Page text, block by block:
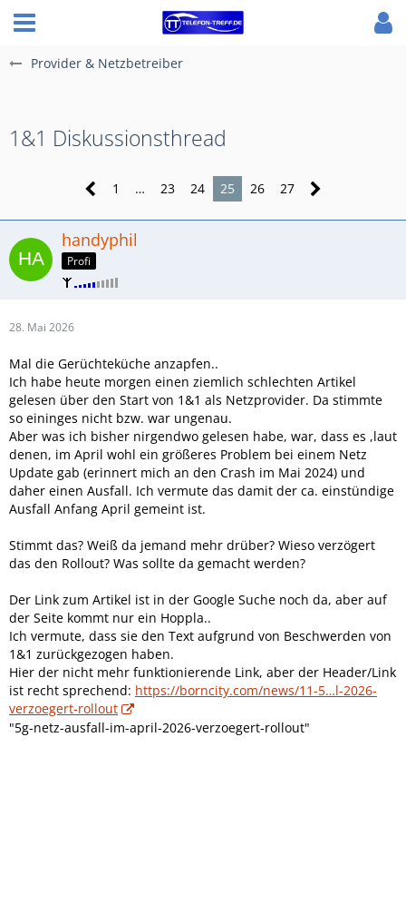
Provider & Netzbetreiber
1&1 Diskussionsthread
1 … 23 24 25 26 27
handyphil
Profi
28. Mai 2026
Mal die Gerüchteküche anzapfen..
Ich habe heute morgen einen ziemlich schlechten Artikel
gelesen über den Start von 1&1 als Netzprovider. Da stimmte
so eininges nicht bzw. war ungenau.
Aber was ich bisher nirgendwo gelesen habe, war, dass es ,laut
denen, im April wohl ein größeres Problem bei einem Netz
Update gab (erinnert mich an den Crash im Mai 2024) und
daher einen Ausfall. Ich vermute das damit der ca. einstündige
Ausfall Anfang April gemeint ist.
Stimmt das? Weiß da jemand mehr drüber? Wieso verzögert
das den Rollout? Was sollte da gemacht werden?
Der Link zum Artikel ist in der Google Suche noch da, aber auf
der Seite kommt nur ein Hoppla..
Ich vermute, dass sie den Text aufgrund von Beschwerden von
1&1 zurückgezogen haben.
Hier der nicht mehr funktionierende Link, aber der Header/Link
ist recht sprechend: https://borncity.com/news/11-5…l-2026-
verzoegert-rollout
"5g-netz-ausfall-im-april-2026-verzoegert-rollout"